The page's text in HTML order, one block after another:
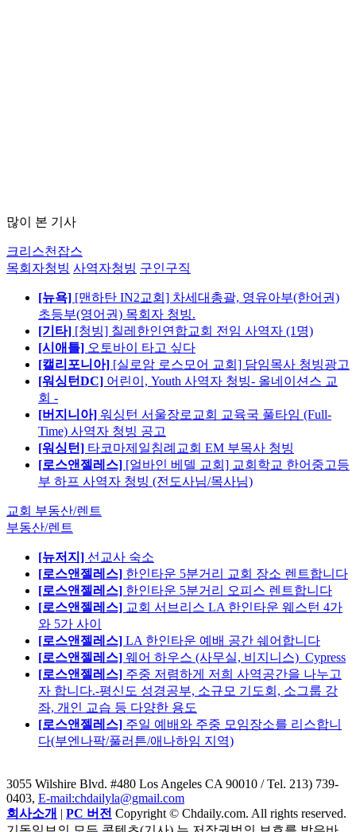
많이 본 기사
크리스천잡스
목회자청빙 사역자청빙 구인구직
[뉴욕] [맨하탄 IN2교회] 차세대총괄, 영유아부(한어권)
초등부(영어권) 목회자 청빙.
[기타] [청빙] 칠레한인연합교회 전임 사역자 (1명)
[시애틀] 오토바이 타고 싶다
[캘리포니아] [실로암 로스모어 교회] 담임목사 청빙광고
[워싱턴DC] 어린이, Youth 사역자 청빙- 올네이션스 교
회 -
[버지니아] 워싱턴 서울장로교회 교육국 풀타임 (Full-
Time) 사역자 청빙 공고
[워싱턴] 타코마제일침례교회 EM 부목사 청빙
[로스앤젤레스] [얼바인 베델 교회] 교회학교 한어중고등
부 하프 사역자 청빙 (전도사님/목사님)
교회 부동산/렌트
부동산/렌트
[뉴저지] 선교사 숙소
[로스앤젤레스] 한인타운 5분거리 교회 장소 렌트합니다
[로스앤젤레스] 한인타운 5분거리 오피스 렌트합니다
[로스앤젤레스] 교회 서브리스 LA 한인타운 웨스턴 4가
와 5가 사이
[로스앤젤레스] LA 한인타운 예배 공간 쉐어합니다
[로스앤젤레스] 웨어 하우스 (사무실, 비지니스)_Cypress
[로스앤젤레스] 주중 저렴하게 저희 사역공간을 나누고
자 합니다.-평신도 성경공부, 소규모 기도회, 소그룹 강
좌, 개인 교습 등 다양한 용도
[로스앤젤레스] 주일 예배와 주중 모임장소를 리스합니
다(부엔나팍/풀러튼/애나하임 지역)
3055 Wilshire Blvd. #480 Los Angeles CA 90010 / Tel. 213) 739-
0403, E-mail:chdailyla@gmail.com
회사소개 | PC 버전 Copyright © Chdaily.com. All rights reserved.